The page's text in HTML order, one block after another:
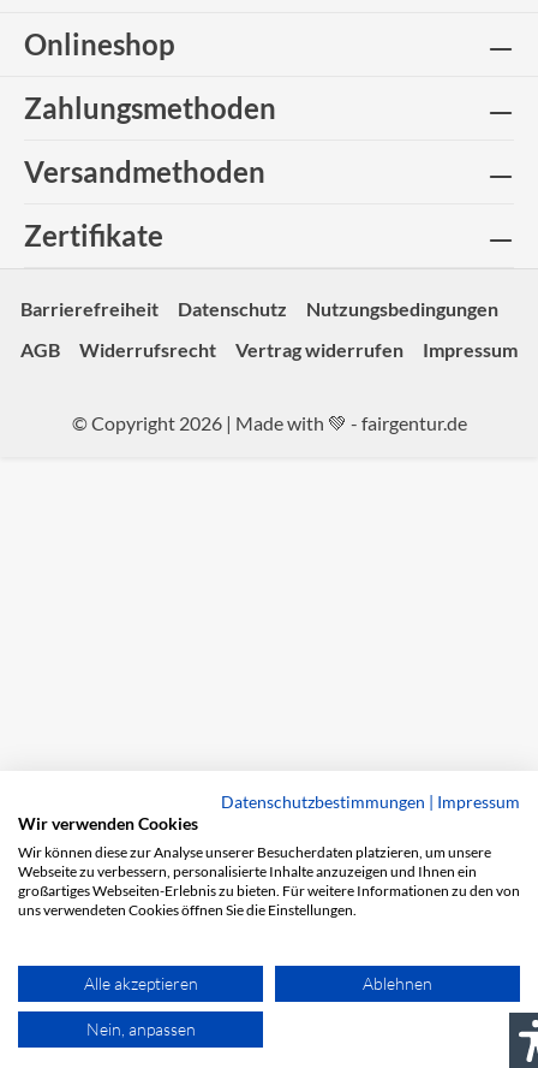
Onlineshop
Zahlungsmethoden
Versandmethoden
Zertifikate
Barrierefreiheit Datenschutz
Nutzungsbedingungen
AGB
Widerrufsrecht Vertrag widerrufen Impressum
© Copyright 2026 | Made with 💚 - fairgentur.de
Datenschutzbestimmungen | Impressum
Wir verwenden Cookies
Wir können diese zur Analyse unserer Besucherdaten platzieren, um unsere
Webseite zu verbessern, personalisierte Inhalte anzuzeigen und Ihnen ein
großartiges Webseiten-Erlebnis zu bieten. Für weitere Informationen zu den von
uns verwendeten Cookies öffnen Sie die Einstellungen.
Alle akzeptieren Ablehnen
Nein, anpassen